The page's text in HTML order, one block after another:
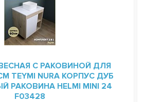
С РАКОВИНОЙ ДЛЯ
TEYMI NURA КОРПУС ДУБ
РАКОВИНА HELMI MINI 24
F03428